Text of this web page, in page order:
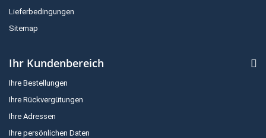
Lieferbedingungen
Sitemap
Ihr Kundenbereich
Ihre Bestellungen
Ihre Rückvergütungen
Ihre Adressen
Ihre persönlichen Daten